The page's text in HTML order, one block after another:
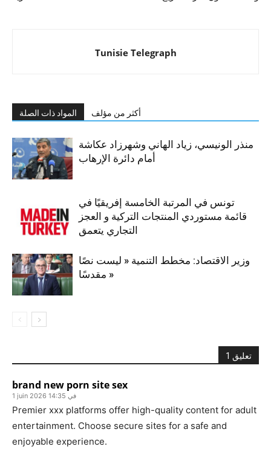
Tunisie Telegraph
المواد ذات الصلة أكثر من مؤلف
منذر الونيسي، زياد الهاني وشهرزاد عكاشة
أمام دائرة الإرهاب
تونس في المرتبة الخامسة إفريقيًا في
قائمة مستوردي المنتجات التركية و العجز
التجاري يتعمق
وزير الاقتصاد: مخطط التنمية « ليست نصًا
مقدسًا »
1 تعليق
brand new porn site sex
1 juin 2026 في 14:35
Premier xxx platforms offer high-quality content for adult
entertainment. Choose secure sites for a safe and
enjoyable experience.